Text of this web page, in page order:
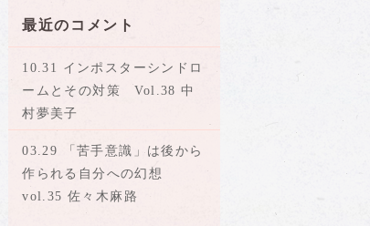
最近のコメント
10.31 インポスターシンドロ
ームとその対策 Vol.38 中
村夢美子
03.29 「苦手意識」は後から
作られる自分への幻想
vol.35 佐々木麻路